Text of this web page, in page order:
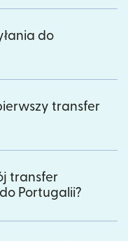
do
transfer
transfer
Portugalii?